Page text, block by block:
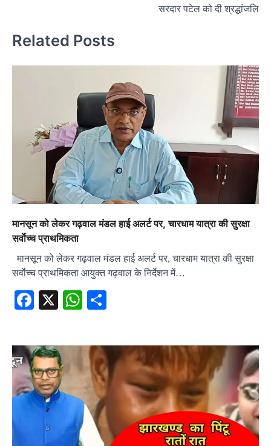
सरदार पटेल को दी श्रद्धांजलि
Related Posts
मानसून को लेकर गढ़वाल मंडल हाई अलर्ट पर, चारधाम यात्रा की सुरक्षा
सर्वाेच्च प्राथमिकता
मानसून को लेकर गढ़वाल मंडल हाई अलर्ट पर, चारधाम यात्रा की सुरक्षा
सर्वाेच्च प्राथमिकता आयुक्त गढ़वाल के निर्देशन में…
Facebook
X WhatsApp